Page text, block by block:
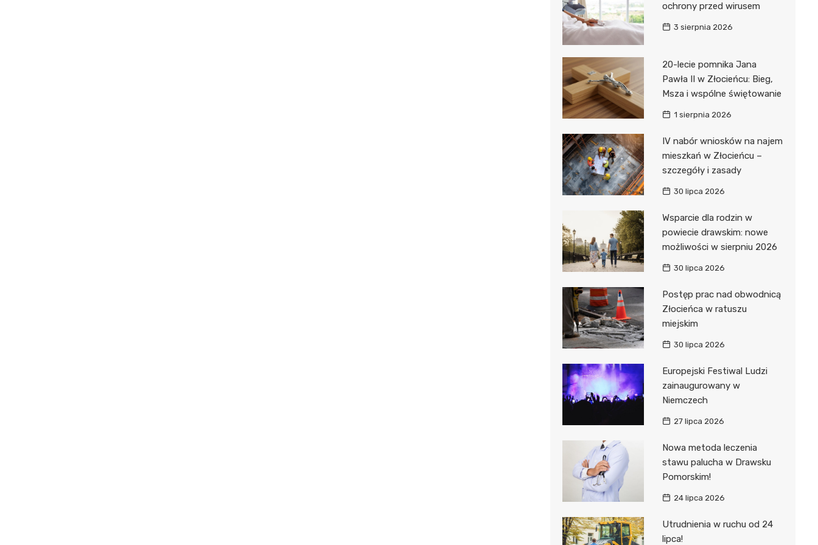
ochrony przed wirusem
3 sierpnia 2026
20-lecie pomnika Jana
Pawła II w Złocieńcu: Bieg,
Msza i wspólne świętowanie
1 sierpnia 2026
IV nabór wniosków na najem
mieszkań w Złocieńcu –
szczegóły i zasady
30 lipca 2026
Wsparcie dla rodzin w
powiecie drawskim: nowe
możliwości w sierpniu 2026
30 lipca 2026
Postęp prac nad obwodnicą
Złocieńca w ratuszu
miejskim
30 lipca 2026
Europejski Festiwal Ludzi
zainaugurowany w
Niemczech
27 lipca 2026
Nowa metoda leczenia
stawu palucha w Drawsku
Pomorskim!
24 lipca 2026
Utrudnienia w ruchu od 24
lipca!